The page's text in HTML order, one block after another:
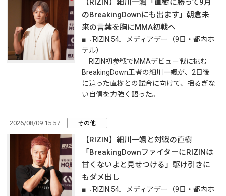
のBreakingDownにも出ます」朝倉未
来の言葉を胸にMMA初戦へ
■『RIZIN.54』メディアデー（9日・都内ホ
テル）
RIZIN初参戦でMMAデビュー戦に挑む
BreakingDown王者の細川一颯が、2日後
に迫った直樹との試合に向けて、揺るぎな
い自信を力強く語った。
2026/08/09 15:57 その他
【RIZIN】細川一颯と対戦の直樹
「BreakingDownファイターにRIZINは
甘くないよと見せつける」駆け引きに
もダメ出し
■『RIZIN.54』メディアデー（9日・都内ホ